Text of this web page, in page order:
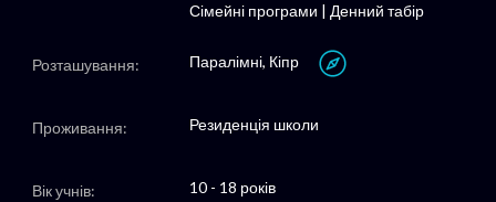
Сімейні програми | Денний табір
Розташування: Паралімні, Кіпр
Проживання: Резиденція школи
Вік учнів: 10 - 18 років